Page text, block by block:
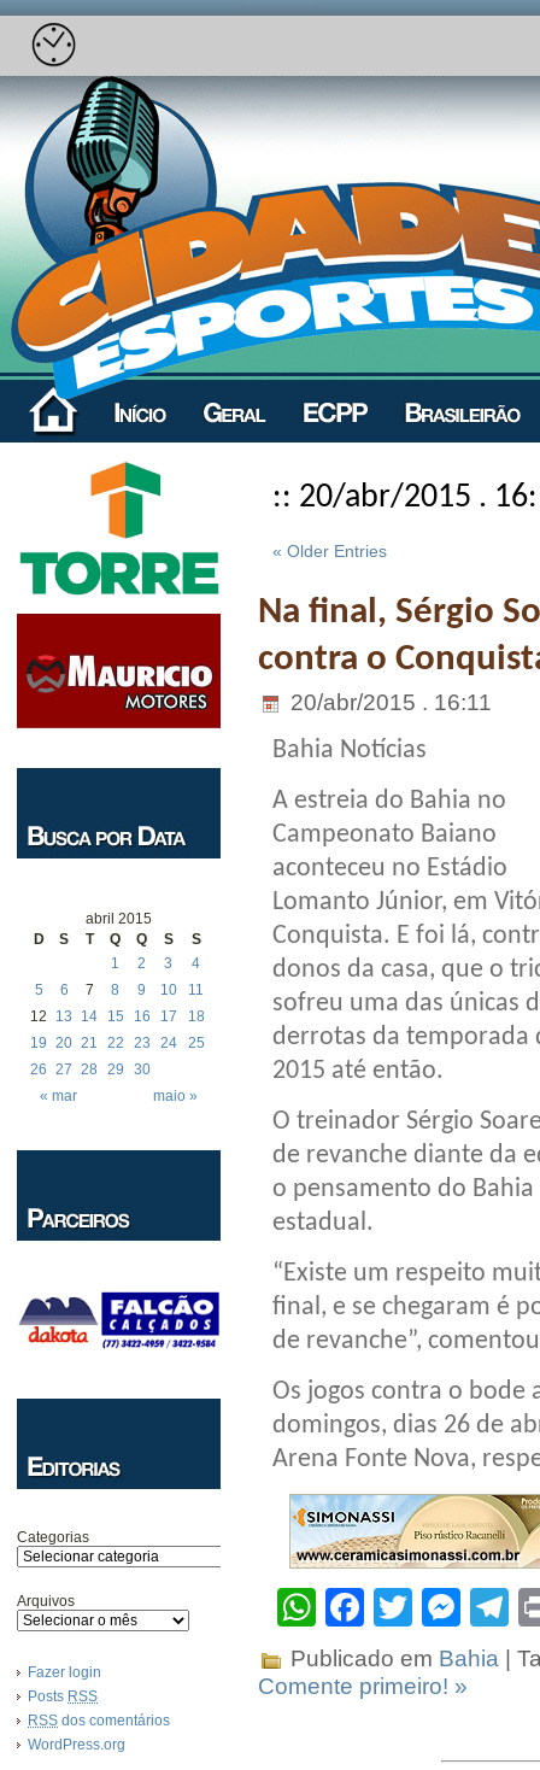
abril 2015
D
S T Q Q S S
« mar maio »
1 2 3
4
5
6 7 8 9 10
11
12
13 14 15 16 17
18
19
20 21 22 23 24
25
26
27 28 29 30
Categorias
Arquivos
Fazer login
Posts RSS
RSS dos comentários
WordPress.org
:: 20/abr/2015 .
« Older Entries
Na final, Sérgio
contra o
20/abr/2015 . 16:11
Bahia Notícias
A estreia do Bahia no
Campeonato Baiano
aconteceu no Estádio
Lomanto Júnior, em
Conquista. E foi lá,
donos da casa, que o
sofreu uma das únicas
derrotas da temporada
2015 até então.
O treinador Sérgio
de revanche diante da
o pensamento do
estadual.
“Existe um respeito
final, e se chegaram é
de revanche”,
Os jogos contra o bode
domingos, dias 26 de
Arena Fonte Nova,
WhatsApp
Facebook
Twitter
Publicado em Bahia |
Comente primeiro! »